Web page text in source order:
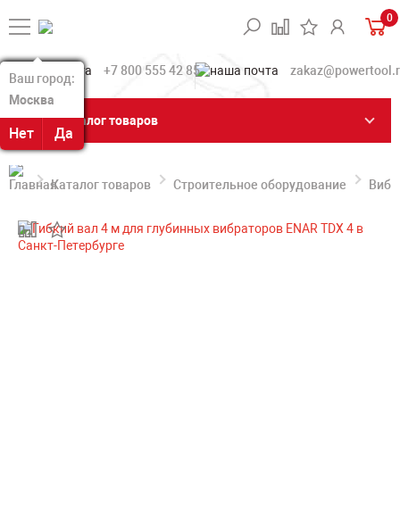
Ваш город:
Москва
Нет Да
Ваш город:
Москва
Нет Да
0
+7 800 555 42 85
Каталог товаров
Каталог товаров Строительное оборудование